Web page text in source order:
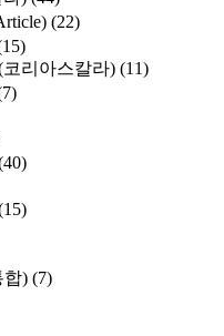
(22)
리아스칼라) (11)
합) (7)